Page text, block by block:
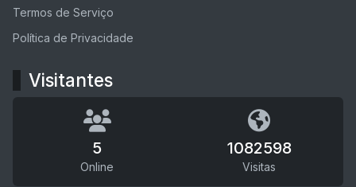
Termos de Serviço
Política de Privacidade
Visitantes
5
Online
1082598
Visitas